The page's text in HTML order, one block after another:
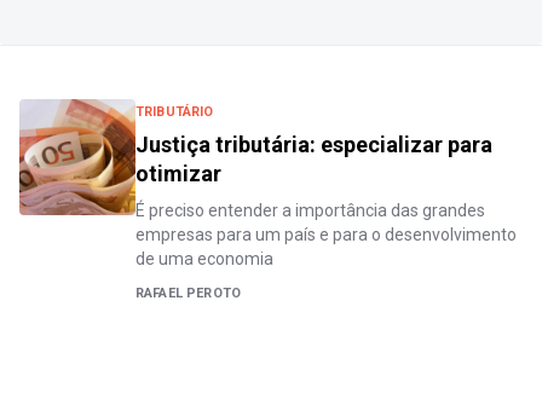
TRIBUTÁRIO
Justiça tributária: especializar para
otimizar
É preciso entender a importância das grandes
empresas para um país e para o desenvolvimento
de uma economia
RAFAEL PEROTO